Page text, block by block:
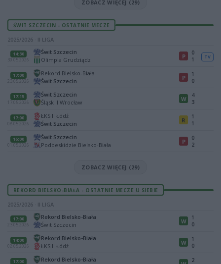
ZOBACZ WIĘCEJ (29)
ŚWIT SZCZECIN - OSTATNIE MECZE
2025/2026 · II LIGA
14:30
30.05.2026
Świt Szczecin
Olimpia Grudziądz
P
0
1
TV
17:00
23.05.2026
Rekord Bielsko-Biała
Świt Szczecin
P
1
0
17:15
17.05.2026
Świt Szczecin
Śląsk II Wrocław
W
4
3
17:00
08.05.2026
ŁKS II Łódź
Świt Szczecin
R
1
1
16:00
01.05.2026
Świt Szczecin
Podbeskidzie Bielsko-Biała
P
0
2
ZOBACZ WIĘCEJ (29)
REKORD BIELSKO-BIAŁA - OSTATNIE MECZE U SIEBIE
2025/2026 · II LIGA
17:00
23.05.2026
Rekord Bielsko-Biała
Świt Szczecin
W
1
0
14:00
02.05.2026
Rekord Bielsko-Biała
ŁKS II Łódź
W
1
0
17:00
Rekord Bielsko-Biała
2